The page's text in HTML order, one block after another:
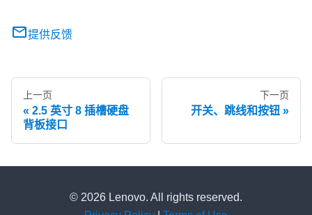
提供反馈
上一页
2.5 英寸 8 插槽硬盘
背板接口
下一页
开关、跳线和按钮
© 2026 Lenovo. All rights reserved.